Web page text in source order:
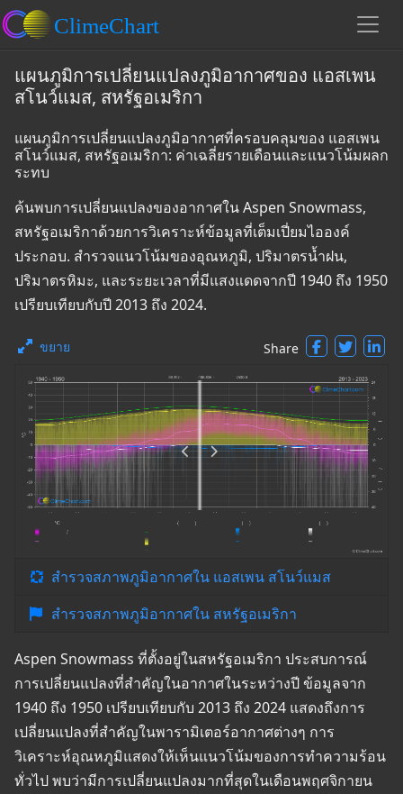
แผนภูมิการเปลี่ยนแปลงภูมิอากาศของ แอสเพน
สโนว์แมส, สหรัฐอเมริกา
แผนภูมิการเปลี่ยนแปลงภูมิอากาศที่ครอบคลุมของ แอสเพน
สโนว์แมส, สหรัฐอเมริกา: ค่าเฉลี่ยรายเดือนและแนวโน้มผลก
ระทบ
ค้นพบการเปลี่ยนแปลงของอากาศใน Aspen Snowmass,
สหรัฐอเมริกาด้วยการวิเคราะห์ข้อมูลที่เต็มเปี่ยมไอองค์
ประกอบ. สำรวจแนวโน้มของอุณหภูมิ, ปริมาตรน้ำฝน,
ปริมาตรหิมะ, และระยะเวลาที่มีแสงแดดจากปี 1940 ถึง 1950
เปรียบเทียบกับปี 2013 ถึง 2024.
ขยาย Share
สำรวจสภาพภูมิอากาศใน แอสเพน สโนว์แมส
สำรวจสภาพภูมิอากาศใน สหรัฐอเมริกา
Aspen Snowmass ที่ตั้งอยู่ในสหรัฐอเมริกา ประสบการณ์
การเปลี่ยนแปลงที่สำคัญในอากาศในระหว่างปี ข้อมูลจาก
1940 ถึง 1950 เปรียบเทียบกับ 2013 ถึง 2024 แสดงถึงการ
เปลี่ยนแปลงที่สำคัญในพารามิเตอร์อากาศต่างๆ การ
วิเคราะห์อุณหภูมิแสดงให้เห็นแนวโน้มของการทำความร้อน
ทั่วไป พบว่ามีการเปลี่ยนแปลงมากที่สุดในเดือนพฤศจิกายน